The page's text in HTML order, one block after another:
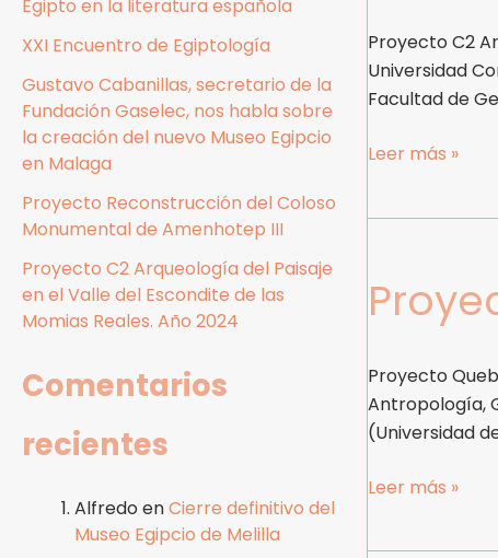
Egipto en la literatura española
XXI Encuentro de Egiptología
Gustavo Cabanillas, secretario de la
Fundación Gaselec, nos habla sobre
la creación del nuevo Museo Egipcio
en Malaga
Proyecto Reconstrucción del Coloso
Monumental de Amenhotep III
Proyecto C2 Arqueología del Paisaje
en el Valle del Escondite de las
Momias Reales. Año 2024
Comentarios
recientes
Alfredo enCierre definitivo del
Museo Egipcio de Melilla
Proyecto C2
Universidad
Facultad de
Valle
del
Escondite
las
Reales,Luxor.
Leer más »
Proyecto
Antropología,
(Universidad
El-
Hawa,
Año
2019
Leer más »